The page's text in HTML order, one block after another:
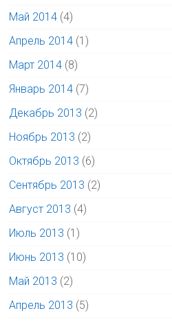
Май 2014 (4)
Апрель 2014 (1)
Март 2014 (8)
Январь 2014 (7)
Декабрь 2013 (2)
Ноябрь 2013 (2)
Октябрь 2013 (6)
Сентябрь 2013 (2)
Август 2013 (4)
Июль 2013 (1)
Июнь 2013 (10)
Май 2013 (2)
Апрель 2013 (5)